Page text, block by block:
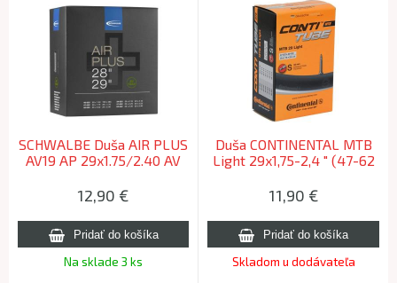
SCHWALBE Duša AIR PLUS
AV19 AP 29x1.75/2.40 AV
12,90 €
Na sklade 3 ks
Duša CONTINENTAL MTB
Light 29x1,75-2,4 " (47-62
11,90 €
Skladom u dodávateľa